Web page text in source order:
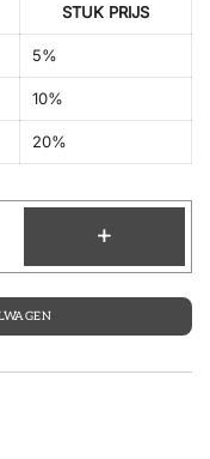
STUK PRIJS
5%
10%
20%
+